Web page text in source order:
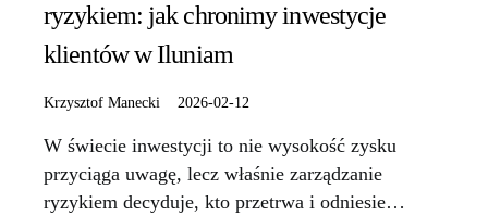
ryzykiem: jak chronimy inwestycje
klientów w Iluniam
Krzysztof Manecki 2026-02-12
W świecie inwestycji to nie wysokość zysku
przyciąga uwagę, lecz właśnie zarządzanie
ryzykiem decyduje, kto przetrwa i odniesie…